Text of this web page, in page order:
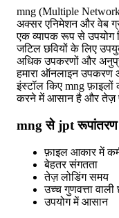
mng (Multiple
अक्सर एनिमेशन और वेब
एक व्यापक रूप से उपयोग
जटिल छवियों के लिए
अधिक उपकरणों और
हमारा ऑनलाइन उपकरण
इंस्टॉल किए mng
करने में आसान है और तेज़
mng से jpt
फ़ाइल आकार में
बेहतर संगतता
तेज़ लोडिंग समय
उच्च गुणवत्ता वाली
उपयोग में आसान